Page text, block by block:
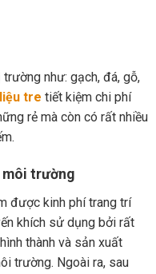
như: gạch, đá, gỗ,
tre tiết kiệm chi phí
rẻ mà còn có rất nhiều
trường
được kinh phí trang trí
khích sử dụng bởi rất
thành và sản xuất
trường. Ngoài ra, sau